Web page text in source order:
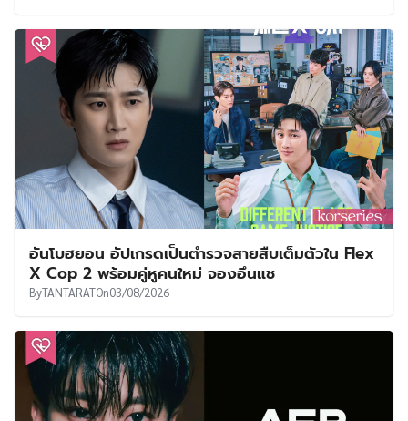
อันโบฮยอน อัปเกรดเป็นตำรวจสายสืบเต็มตัวใน Flex
X Cop 2 พร้อมคู่หูคนใหม่ จองอึนแช
ByTANTARATOn03/08/2026